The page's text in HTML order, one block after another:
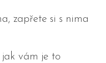
zapřete si s nima
jak vám je to